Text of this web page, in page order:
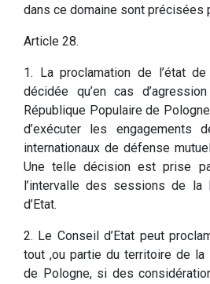
dans ce domaine sont précisées
Article 28.
1. La proclamation de l’état
décidée qu’en cas
République Populaire de
d’exécuter les engagements
internationaux de défense
Une telle décision est prise
l’intervalle des sessions de la
d’Etat.
2. Le Conseil d’Etat peut
tout ,ou partie du territoire de la
de Pologne, si des